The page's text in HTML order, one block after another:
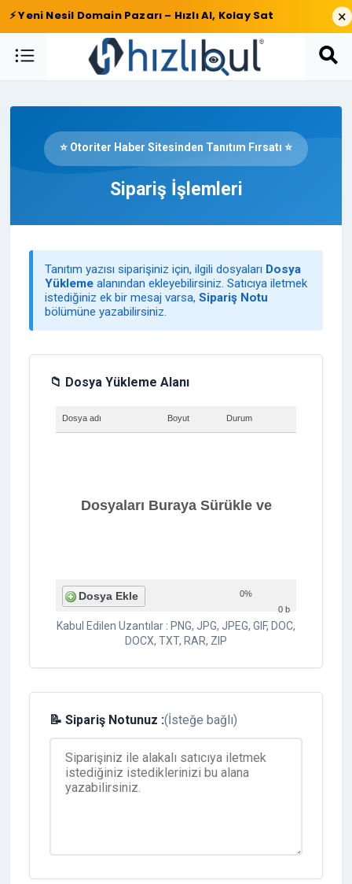
⚡ Yeni Nesil Domain Pazarı – Hızlı Al, Kolay Sat ×
⭐ Otoriter Haber Sitesinden Tanıtım Fırsatı ⭐
Sipariş İşlemleri
Tanıtım yazısı siparişiniz için, ilgili dosyaları Dosya
Yükleme alanından ekleyebilirsiniz. Satıcıya iletmek
istediğiniz ek bir mesaj varsa, Sipariş Notu
bölümüne yazabilirsiniz.
📁 Dosya Yükleme Alanı
Dosya adı Durum
Boyut
Dosyaları Buraya Sürükle ve
Bırak
Dosya Ekle
0%
0 b
Kabul Edilen Uzantılar : PNG, JPG, JPEG, GIF, DOC,
DOCX, TXT, RAR, ZIP
📝 Sipariş Notunuz :(İsteğe bağlı)